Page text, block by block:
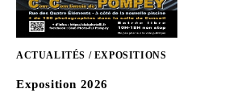
ACTUALITÉS / EXPOSITIONS
Exposition 2026